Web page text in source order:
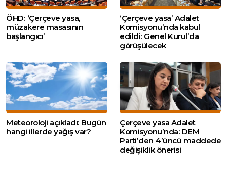
ÖHD: ‘Çerçeve yasa,
müzakere masasının
başlangıcı’
‘Çerçeve yasa’ Adalet
Komisyonu’nda kabul
edildi: Genel Kurul’da
görüşülecek
Meteoroloji açıkladı: Bugün
hangi illerde yağış var?
Çerçeve yasa Adalet
Komisyonu’nda: DEM
Parti’den 4’üncü maddede
değişiklik önerisi